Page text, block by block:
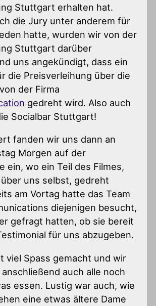
Stuttgart erhalten hat.
die Jury unter anderem für
hatte, wurden wir von der
Stuttgart darüber
uns angekündigt, dass ein
die Preisverleihung über die
der Firma
gedreht wird. Also auch
Socialbar Stuttgart!
fanden wir uns dann an
Morgen auf der
ein, wo ein Teil des Filmes,
uns selbst, gedreht
am Vortag hatte das Team
diejenigen besucht,
gefragt hatten, ob sie bereit
für uns abzugeben.
viel Spass gemacht und wir
auch alle noch
essen. Lustig war auch, wie
eine etwas ältere Dame